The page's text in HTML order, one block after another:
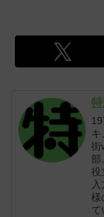
キ
街
部
役
様
て